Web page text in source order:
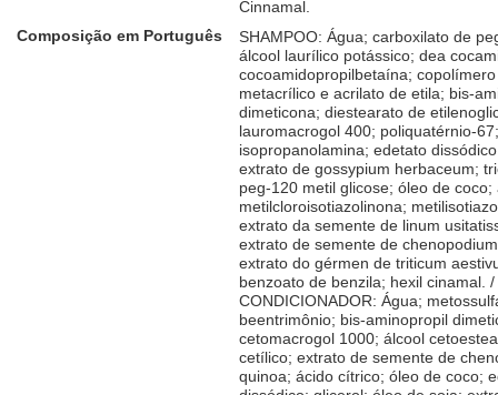
Cinnamal.
Composição em Português
SHAMPOO: Água; carboxilato de
álcool laurílico potássico; dea
cocoamidopropilbetaína;
metacrílico e acrilato de etila; bis-
dimeticona; diestearato de
lauromacrogol 400; poliquatérnio-67;
isopropanolamina; edetato
extrato de gossypium herbaceum;
peg-120 metil glicose; óleo de coco;
metilcloroisotiazolinona;
extrato da semente de linum
extrato de semente de
extrato do gérmen de triticum
benzoato de benzila; hexil cinamal. /
CONDICIONADOR: Água;
beentrimônio; bis-aminopropil
cetomacrogol 1000; álcool
cetílico; extrato de semente de
quinoa; ácido cítrico; óleo de coco;